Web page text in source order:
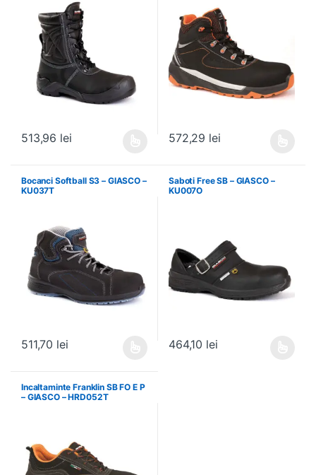
513,96 lei 572,29 lei
Bocanci Softball S3 – GIASCO –
KU037T
511,70 lei
Saboti Free SB – GIASCO –
KU007O
464,10 lei
Incaltaminte Franklin SB FO E P
– GIASCO – HRD052T